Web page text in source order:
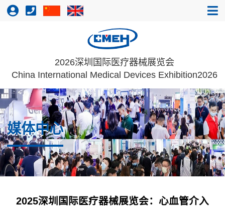
2026深圳国际医疗器械展览会
China International Medical Devices Exhibition2026
媒体中心
2025深圳国际医疗器械展览会：心血管介入